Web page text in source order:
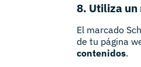
8. Utiliza un
El marcado
de tu página
contenidos.